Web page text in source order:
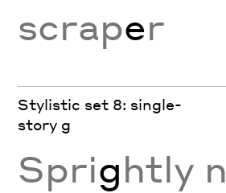
scraper
Stylistic set 8: single-
story g
Sprightly